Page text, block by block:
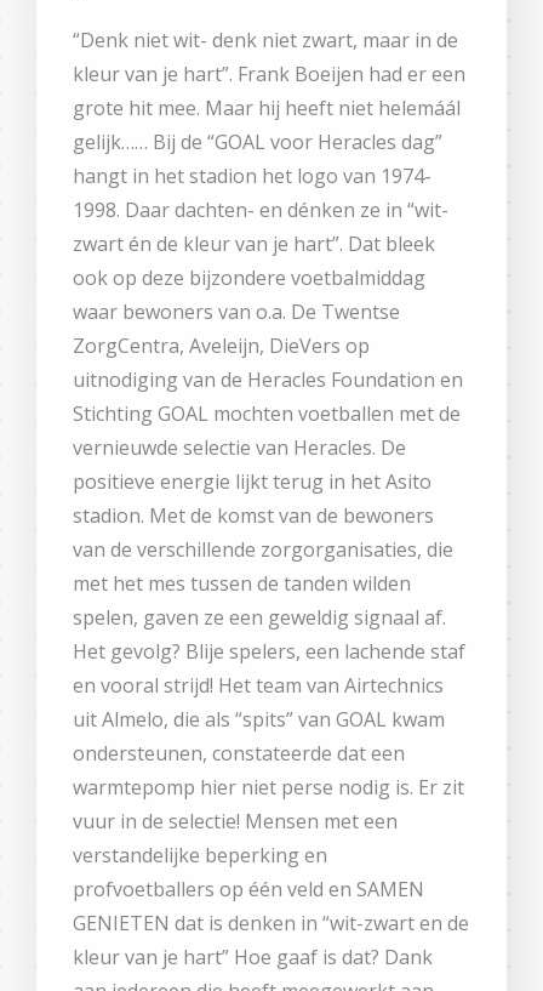
“Denk niet wit- denk niet zwart, maar in de
kleur van je hart”. Frank Boeijen had er een
grote hit mee. Maar hij heeft niet helemáál
gelijk…… Bij de “GOAL voor Heracles dag”
hangt in het stadion het logo van 1974-
1998. Daar dachten- en dénken ze in “wit-
zwart én de kleur van je hart”. Dat bleek
ook op deze bijzondere voetbalmiddag
waar bewoners van o.a. De Twentse
ZorgCentra, Aveleijn, DieVers op
uitnodiging van de Heracles Foundation en
Stichting GOAL mochten voetballen met de
vernieuwde selectie van Heracles. De
positieve energie lijkt terug in het Asito
stadion. Met de komst van de bewoners
van de verschillende zorgorganisaties, die
met het mes tussen de tanden wilden
spelen, gaven ze een geweldig signaal af.
Het gevolg? Blije spelers, een lachende staf
en vooral strijd! Het team van Airtechnics
uit Almelo, die als “spits” van GOAL kwam
ondersteunen, constateerde dat een
warmtepomp hier niet perse nodig is. Er zit
vuur in de selectie! Mensen met een
verstandelijke beperking en
profvoetballers op één veld en SAMEN
GENIETEN dat is denken in “wit-zwart en de
kleur van je hart” Hoe gaaf is dat? Dank